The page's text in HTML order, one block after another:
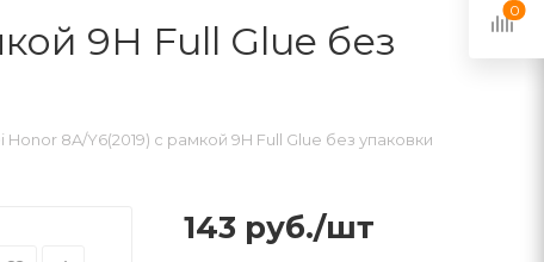
9H Full Glue без
8A/Y6(2019) с рамкой 9H Full Glue без упаковки
143 руб./шт
0